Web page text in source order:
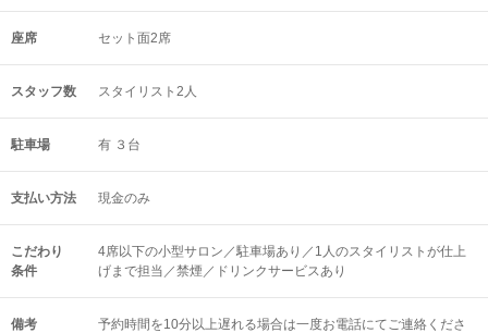
座席 セット面2席
スタッフ数 スタイリスト2人
駐車場 有 ３台
支払い方法 現金のみ
こだわり
条件
4席以下の小型サロン／駐車場あり／1人のスタイリストが仕上
げまで担当／禁煙／ドリンクサービスあり
備考
予約時間を10分以上遅れる場合は一度お電話にてご連絡くださ